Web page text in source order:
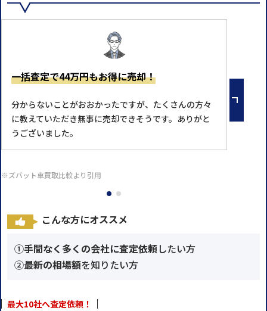
一括査定で44万円もお得に売却！
分からないことがおおかったですが、たくさんの方々
に教えていただき無事に売却できそうです。ありがと
うございました。
※ズバット車買取比較より引用
こんな方にオススメ
①手間なく多くの会社に査定依頼したい方
②最新の相場額を知りたい方
最大10社へ査定依頼！